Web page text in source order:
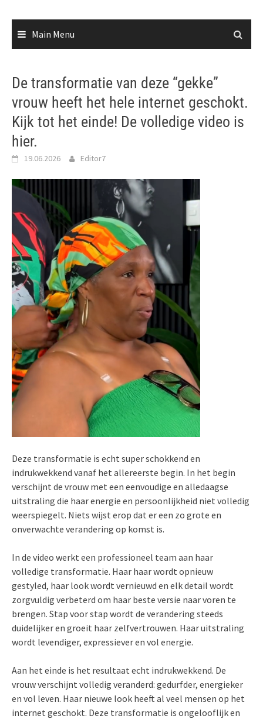
Main Menu
De transformatie van deze “gekke”
vrouw heeft het hele internet geschokt.
Kijk tot het einde! De volledige video is
hier.
19.06.2026 Editor7
Deze transformatie is echt super schokkend en
indrukwekkend vanaf het allereerste begin. In het begin
verschijnt de vrouw met een eenvoudige en alledaagse
uitstraling die haar energie en persoonlijkheid niet volledig
weerspiegelt. Niets wijst erop dat er een zo grote en
onverwachte verandering op komst is.
In de video werkt een professioneel team aan haar
volledige transformatie. Haar haar wordt opnieuw
gestyled, haar look wordt vernieuwd en elk detail wordt
zorgvuldig verbeterd om haar beste versie naar voren te
brengen. Stap voor stap wordt de verandering steeds
duidelijker en groeit haar zelfvertrouwen. Haar uitstraling
wordt levendiger, expressiever en vol energie.
Aan het einde is het resultaat echt indrukwekkend. De
vrouw verschijnt volledig veranderd: gedurfder, energieker
en vol leven. Haar nieuwe look heeft al veel mensen op het
internet geschokt. Deze transformatie is ongelooflijk en